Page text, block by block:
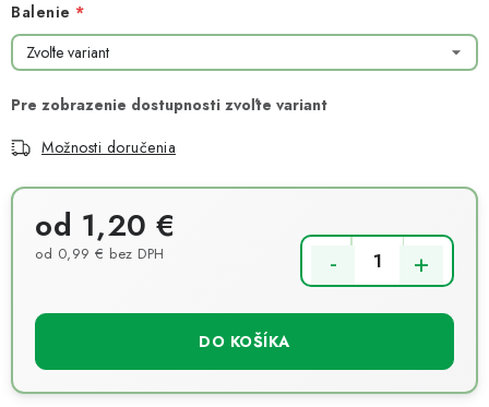
Balenie
Možnosti doručenia
od 1,20 €
od 0,99 € bez DPH
DO KOŠÍKA